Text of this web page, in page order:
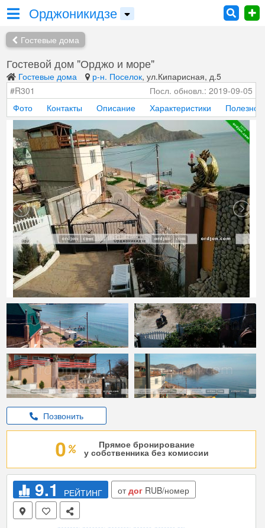
Орджоникидзе
Гостевые дома
Гостевой дом "Орджо и море"
Гостевые дома р-н. Поселок, ул.Кипарисная, д.5
#R301
Посл. обновл.: 2019-09-05
Фото
Контакты Описание Характеристики Полезно
Позвонить
Прямое бронирование
у собственника без комиссии
9.1 РЕЙТИНГ отдог RUB/номер